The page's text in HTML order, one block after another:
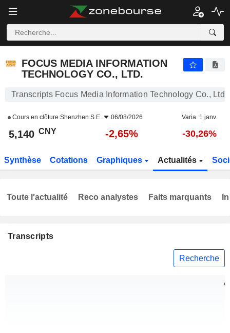
FOCUS MEDIA INFORMATION
TECHNOLOGY CO., LTD.
Transcripts Focus Media Information Technology Co., Ltd.
Cours en clôture Shenzhen S.E. 06/08/2026 Varia. 1 janv.
5,140 CNY -2,65% -30,26%
Synthèse Cotations Graphiques Actualités
Transcripts
Recherche
Toute l'actualité Reco analystes Faits marquants